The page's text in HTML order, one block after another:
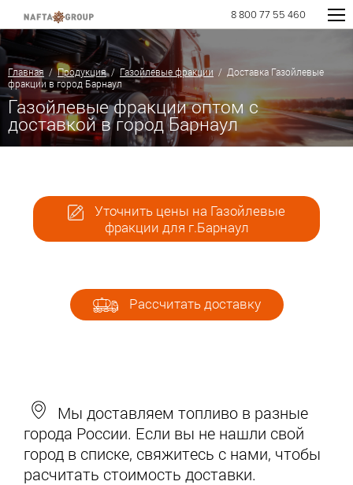
8 800 77 55 460
Главная /Продукция/ Газойлевые фракции / Доставка Газойлевые
фракции в город Барнаул
Газойлевые фракции оптом с
доставкой в город Барнаул
Уточнить цены на Газойлевые
фракции для г.Барнаул
Рассчитать доставку
Мы доставляем топливо в разные
города России. Если вы не нашли свой
город в списке, свяжитесь с нами, чтобы
расчитать стоимость доставки.